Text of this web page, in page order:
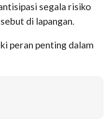
segala risiko
di lapangan.
peran penting dalam